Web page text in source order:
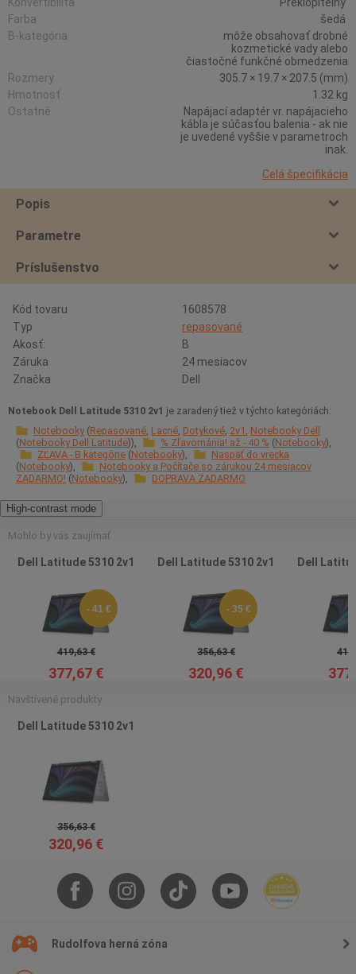
Farba
šedá
B-kategória
môže obsahovať drobné
kozmetické vady alebo
čiastočné funkčné obmedzenia
Rozmery
305.7 × 19.7 × 207.5 (mm)
Hmotnosť
1.32 kg
Ostatné
Napájací adaptér vr. napájacieho
kábla je súčasťou balenia - ak nie
je uvedené vyššie v parametroch
inak.
Celá špecifikácia
Popis
Parametre
Príslušenstvo
Kód tovaru
1608578
Typ
repasované
Akosť:
B
Záruka
24 mesiacov
Značka
Dell
Notebook Dell Latitude 5310 2v1 je zaradený tiež v týchto kategóriách:
Notebooky Repasované Lacné Dotykové 2v1 Notebooky Dell
Notebooky Dell Latitude
% Zľavománia! až - 40 % Notebooky
ZĽAVA - B kategórie Notebooky
Naspäť do vrecka
Notebooky
Notebooky a Počítače so zárukou 24 mesiacov
ZADARMO! Notebooky DOPRAVA ZADARMO
High-contrast mode
Mohlo by vás zaujímať
Dell Latitude 5310 2v1
- 41 €
419,63 €
377,67 €
Dell Latitude 5310 2v1
- 35 €
356,63 €
320,96 €
Dell
Navštívené produkty
Dell Latitude 5310 2v1
356,63 €
320,96 €
Rudolfova herná zóna